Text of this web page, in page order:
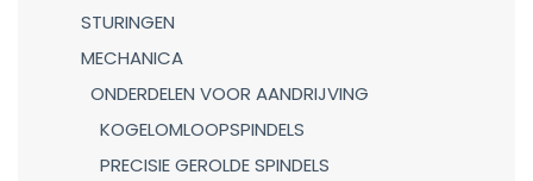
STURINGEN
MECHANICA
ONDERDELEN VOOR AANDRIJVING
KOGELOMLOOPSPINDELS
PRECISIE GEROLDE SPINDELS